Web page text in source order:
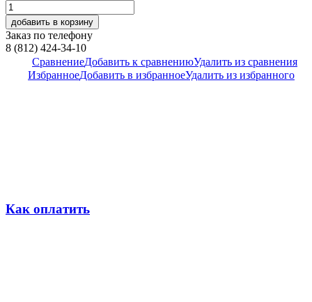
добавить в корзину
Заказ по телефону
8 (812) 424-34-10
СравнениеДобавить к сравнениюУдалить из сравнения
ИзбранноеДобавить в избранноеУдалить из избранного
Как оплатить